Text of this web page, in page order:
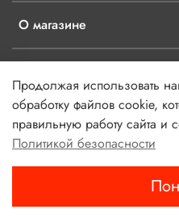
О магазине
Информация
Главная Поиск
Продолжая использовать
обработку файлов cookie,
правильную работу сайта и
Политикой безопасности